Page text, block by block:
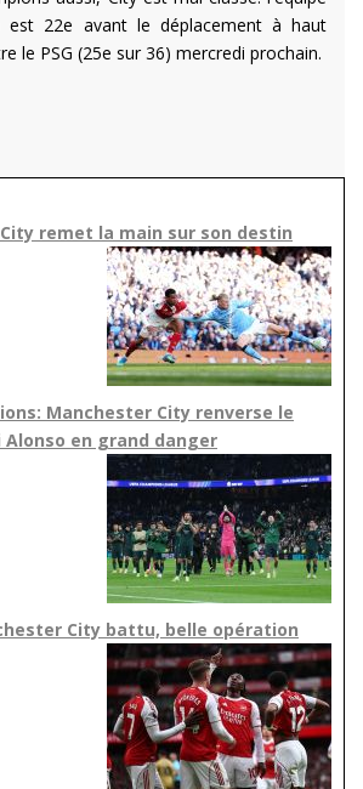
est 22e avant le déplacement à haut
le PSG (25e sur 36) mercredi prochain.
remet la main sur son destin
Manchester City renverse le
Alonso en grand danger
City battu, belle opération